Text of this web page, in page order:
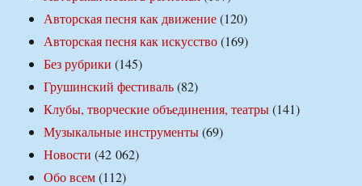
Авторская песня как движение(120)
Авторская песня как искусство(169)
Без рубрики (145)
Грушинский фестиваль(82)
Клубы, творческие объединения, театры(141)
Музыкальные инструменты(69)
Новости (42 062)
Обо всем(112)